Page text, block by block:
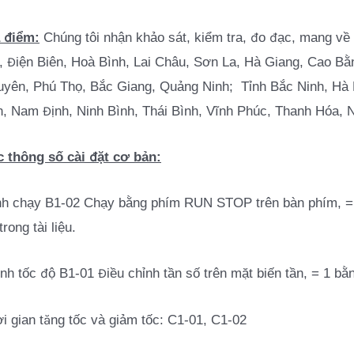
điểm: Chúng tôi nhận khảo sát, kiểm tra, đo đạc, mang
Điện Biên, Hoà Bình, Lai Châu, Sơn La, Hà Giang, Cao
Phú Thọ, Bắc Giang, Quảng Ninh; Tỉnh Bắc Ninh,
Nam Định, Ninh Bình, Thái Bình, Vĩnh Phúc, Thanh Hóa,
thông số cài đặt cơ bản:
chạy B1-02 Chạy bằng phím RUN STOP trên bàn phím,
tài liệu.
tốc độ B1-01 Điều chỉnh tần số trên mặt biến tần, = 1
gian tăng tốc và giảm tốc: C1-01, C1-02